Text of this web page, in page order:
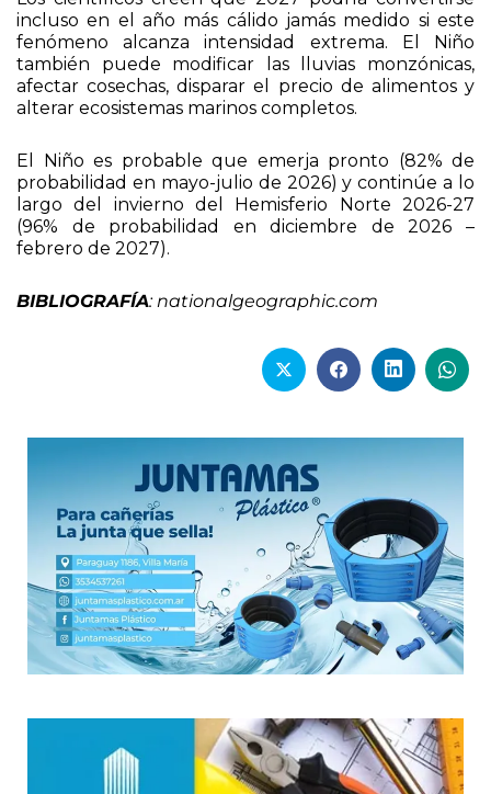
incluso en el año más cálido jamás medido si este
fenómeno alcanza intensidad extrema. El Niño
también puede modificar las lluvias monzónicas,
afectar cosechas, disparar el precio de alimentos y
alterar ecosistemas marinos completos.
El Niño es probable que emerja pronto (82% de
probabilidad en mayo-julio de 2026) y continúe a lo
largo del invierno del Hemisferio Norte 2026-27
(96% de probabilidad en diciembre de 2026 –
febrero de 2027).
BIBLIOGRAFÍA: nationalgeographic.com